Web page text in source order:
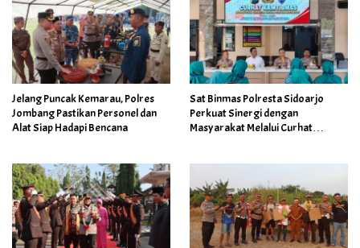
Jelang Puncak Kemarau, Polres
Jombang Pastikan Personel dan
Alat Siap Hadapi Bencana
Sat Binmas Polresta Sidoarjo
Perkuat Sinergi dengan
Masyarakat Melalui Curhat